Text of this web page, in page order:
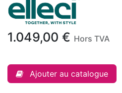
1.049,00 € Hors TVA
Ajouter au catalogue